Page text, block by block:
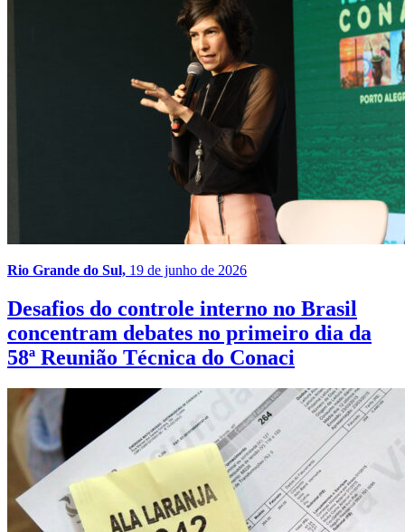
Rio Grande do Sul, 19 de junho de 2026
Desafios do controle interno no Brasil
concentram debates no primeiro dia da
58ª Reunião Técnica do Conaci